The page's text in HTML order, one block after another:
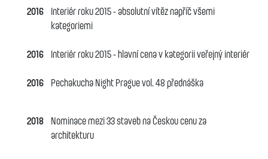
2016
Interiér roku 2015 - absolutní vítěz napříč všemi
kategoriemi
2016 Interiér roku 2015 - hlavní cena v kategorii veřejný interiér
2016 Pechakucha Night Prague vol. 48 přednáška
2018
Nominace mezi 33 staveb na Českou cenu za
architekturu